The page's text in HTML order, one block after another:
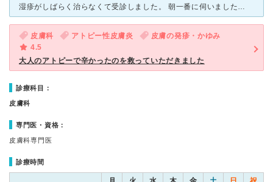
湿疹がしばらく治らなくて受診しました。 朝一番に伺いましたがすでにかなりの方が待たれていて2時間以上待ちでした。 受付をしてから帰宅して、おおよその時間に行くとすぐ受診できました。 色々とヒアリ
皮膚科 アトピー性皮膚炎
皮膚の発疹・かゆみ
4.5
大人のアトピーで辛かったのを救っていただきました
診療科目：
皮膚科
専門医・資格：
皮膚科専門医
診療時間